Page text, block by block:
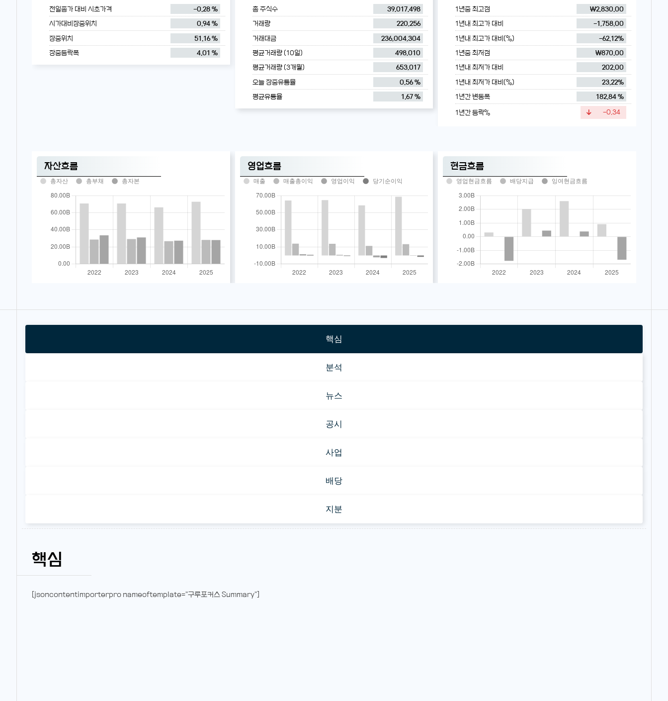
전일종가 대비 시초가격
-0.28 %
시가대비장중위치
0.94 %
장중위치
51.16 %
장중등락폭
4.01 %
총 주식수
39,017,498
거래량
220,256
거래대금
236,004,304
평균거래량 (10일)
498,010
평균거래량 (3개월)
653,017
오늘 장중유통율
0.56 %
평균유통율
1.67 %
1년중 최고점
₩2,830.00
1년내 최고가 대비
-1,758.00
1년내 최고가 대비(%)
-62.12%
1년중 최저점
₩870.00
1년내 최저가 대비
202.00
1년내 최저가 대비(%)
23.22%
1년간 변동폭
182.84 %
1년간 등락%
-0.34
자산흐름
총자산 총부채 총자본
영업흐름
매출 매출총이익 영업이익 당기순이익
현금흐름
영업현금흐름 배당지급 잉여현금흐름
핵심
분석
뉴스
공시
사업
배당
지분
핵심
[jsoncontentimporterpro nameoftemplate="구루포커스 Summary"]